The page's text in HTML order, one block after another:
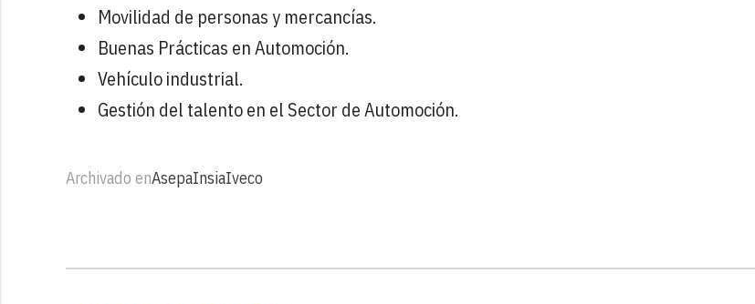
Movilidad de personas y mercancías.
Buenas Prácticas en Automoción.
Vehículo industrial.
Gestión del talento en el Sector de Automoción.
Archivado enAsepaInsiaIveco